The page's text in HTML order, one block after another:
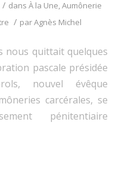
/ dans À la Une,Aumônerie
/ parAgnès Michel
nous quittait quelques
pascale présidée
nouvel évêque
carcérales, se
pénitentiaire